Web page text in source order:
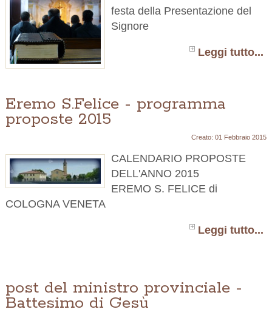
festa della Presentazione del
Signore
Leggi tutto...
Eremo S.Felice - programma
proposte 2015
Creato: 01 Febbraio 2015
CALENDARIO PROPOSTE
DELL'ANNO 2015
EREMO S. FELICE di
COLOGNA VENETA
Leggi tutto...
post del ministro provinciale -
Battesimo di Gesù